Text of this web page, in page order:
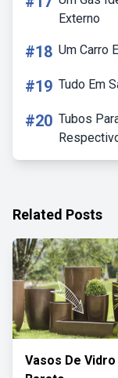
Externo
#18 Um Carro
#19 Tudo Em
#20 Tubos
Related Posts
Vasos De Vidro